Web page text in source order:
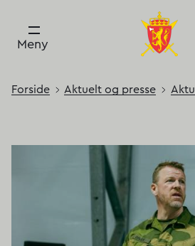
Meny
Forside Aktuelt og presse